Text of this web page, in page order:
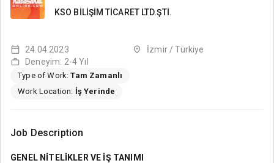
KSO BİLİŞİM TİCARET LTD.ŞTİ.
24.04.2023
İzmir / Türkiye
Deneyim: 2-4 Yıl
Type of Work:Tam Zamanlı
Work Location: İş Yerinde
Job Description
GENEL NİTELİKLER VE İŞ TANIMI